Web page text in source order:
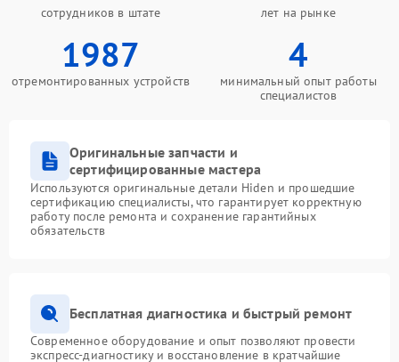
сотрудников в штате лет на рынке
1987
отремонтированных устройств
4
минимальный опыт работы
специалистов
Оригинальные запчасти и
сертифицированные мастера
Используются оригинальные детали Hiden и прошедшие
сертификацию специалисты, что гарантирует корректную
работу после ремонта и сохранение гарантийных
обязательств
Бесплатная диагностика и быстрый ремонт
Современное оборудование и опыт позволяют провести
экспресс-диагностику и восстановление в кратчайшие